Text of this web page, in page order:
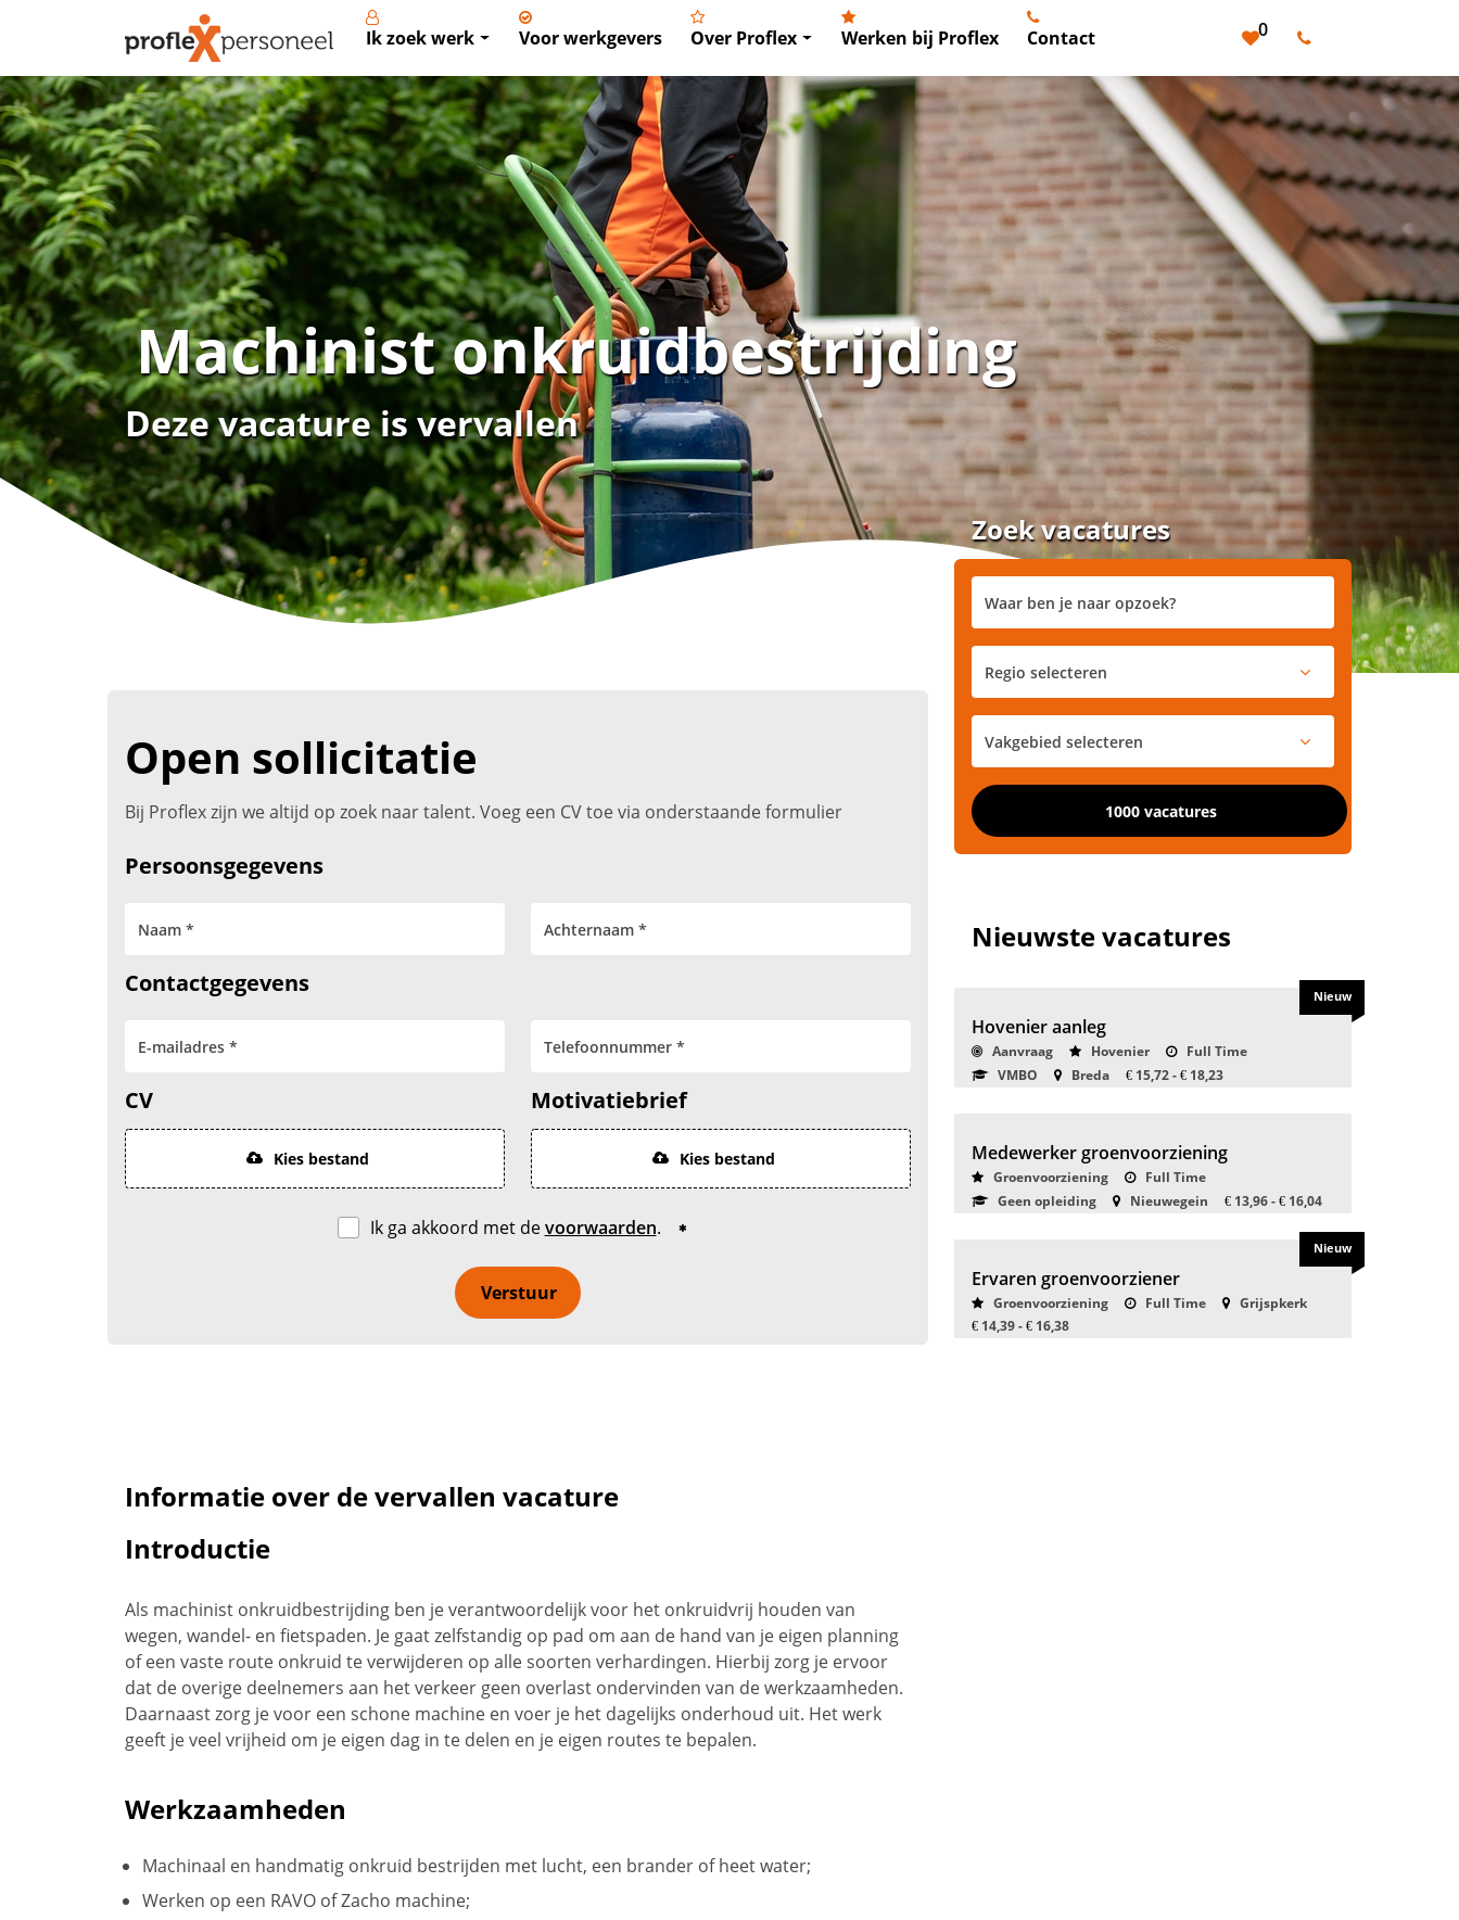
Ik zoek werk Voor werkgevers Over Proflex Werken bij Proflex Contact 0
Machinist onkruidbestrijding
Deze vacature is vervallen
Open sollicitatie
Bij Proflex zijn we altijd op zoek naar talent. Voeg een CV toe via onderstaande formulier
Persoonsgegevens
Contactgegevens
CV
Kies bestand
Motivatiebrief
Kies bestand
Ik ga akkoord met devoorwaarden.
Verstuur
Informatie over de vervallen vacature
Introductie
Als machinist onkruidbestrijding ben je verantwoordelijk voor het onkruidvrij houden van
wegen, wandel- en fietspaden. Je gaat zelfstandig op pad om aan de hand van je eigen planning
of een vaste route onkruid te verwijderen op alle soorten verhardingen. Hierbij zorg je ervoor
dat de overige deelnemers aan het verkeer geen overlast ondervinden van de werkzaamheden.
Daarnaast zorg je voor een schone machine en voer je het dagelijks onderhoud uit. Het werk
geeft je veel vrijheid om je eigen dag in te delen en je eigen routes te bepalen.
Werkzaamheden
Machinaal en handmatig onkruid bestrijden met lucht, een brander of heet water;
Werken op een RAVO of Zacho machine;
Zoek vacatures
1000 vacatures
Nieuwste vacatures
Hovenier aanleg
Aanvraag Hovenier
Full Time
VMBO
Breda € 15,72 - € 18,23
Nieuw
Medewerker groenvoorziening
Groenvoorziening
Full Time
Geen opleiding
Nieuwegein € 13,96 - € 16,04
Ervaren groenvoorziener
Groenvoorziening Full Time Grijspkerk
€ 14,39 - € 16,38
Nieuw